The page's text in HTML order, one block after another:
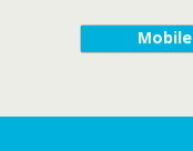
Mobile